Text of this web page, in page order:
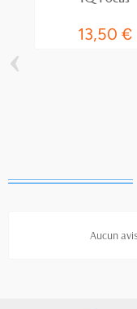
13,50 €
‹
Aucun